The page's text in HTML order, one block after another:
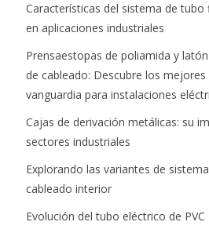
Características del sistema de tubo
en aplicaciones industriales
Prensaestopas de poliamida y
de cableado: Descubre los
vanguardia para instalaciones
Cajas de derivación metálicas: su
sectores industriales
Explorando las variantes de
cableado interior
Evolución del tubo eléctrico de PVC